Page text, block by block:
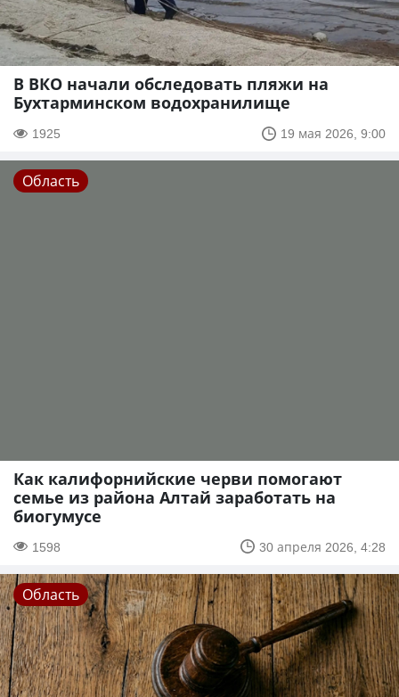
В ВКО начали обследовать пляжи на
Бухтарминском водохранилище
1925 19 мая 2026, 9:00
Область
Как калифорнийские черви помогают
семье из района Алтай заработать на
биогумусе
1598 30 апреля 2026, 4:28
Область